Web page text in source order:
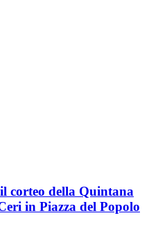
corteo della Quintana
in Piazza del Popolo